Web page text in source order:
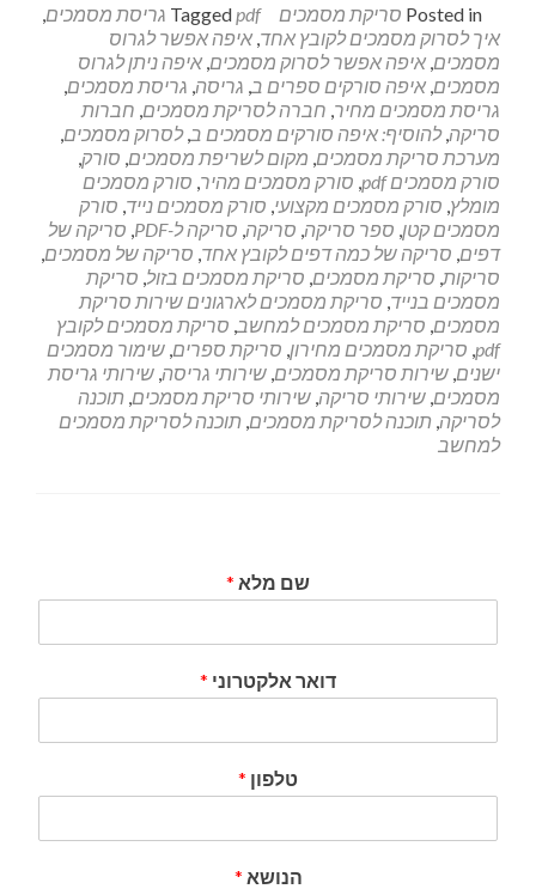
about
סריקת
מסמכים
בכפר
סבא
Posted in סריקת מסמכים Taggedpdf גריסת מסמכים
,
איך לסרוק מסמכים לקובץ אחד, איפה אפשר לגרוס
מסמכים, איפה אפשר לסרוק מסמכים, איפה ניתן לגרוס
מסמכים, איפה סורקים ספרים ב, גריסה, גריסת מסמכים,
גריסת מסמכים מחיר, חברה לסריקת מסמכים, חברות
סריקה,להוסיף: איפה סורקים מסמכים ב,לסרוק מסמכים,
מערכת סריקת מסמכים, מקום לשריפת מסמכים, סורק,
סורק מסמכים pdf
, סורק מסמכים מהיר, סורק מסמכים
מומלץ, סורק מסמכים מקצועי, סורק מסמכים נייד, סורק
מסמכים קטן, ספר סריקה, סריקה, סריקה ל-PDF , סריקה של
דפים, סריקה של כמה דפים לקובץ אחד, סריקה של מסמכים,
סריקות, סריקת מסמכים, סריקת מסמכים בזול, סריקת
מסמכים בנייד, סריקת מסמכים לארגונים שירות סריקת
מסמכים, סריקת מסמכים למחשב, סריקת מסמכים לקובץ
pdf
, סריקת מסמכים מחירון, סריקת ספרים, שימור מסמכים
ישנים, שירות סריקת מסמכים, שירותי גריסה, שירותי גריסת
מסמכים, שירותי סריקה, שירותי סריקת מסמכים, תוכנה
לסריקה, תוכנה לסריקת מסמכים, תוכנה לסריקת מסמכים
למחשב
שם מלא *
דואר אלקטרוני *
טלפון *
הנושא *